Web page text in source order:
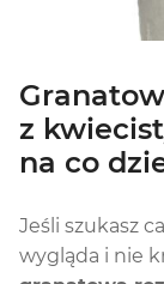
z
na co
Jeśli szukasz
wygląda i nie